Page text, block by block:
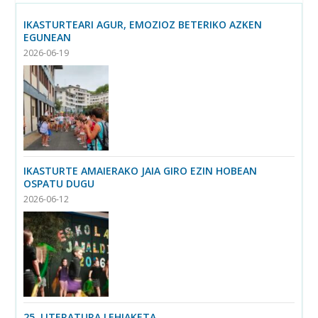
IKASTURTEARI AGUR, EMOZIOZ BETERIKO AZKEN
EGUNEAN
2026-06-19
IKASTURTE AMAIERAKO JAIA GIRO EZIN HOBEAN
OSPATU DUGU
2026-06-12